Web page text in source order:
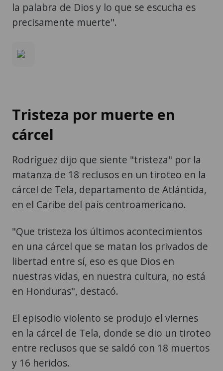
la palabra de Dios y lo que se escucha es
precisamente muerte".
Tristeza por muerte en
cárcel
Rodríguez dijo que siente "tristeza" por la
matanza de 18 reclusos en un tiroteo en la
cárcel de Tela, departamento de Atlántida,
en el Caribe del país centroamericano.
"Que tristeza los últimos acontecimientos
en una cárcel que se matan los privados de
libertad entre sí, eso es que Dios en
nuestras vidas, en nuestra cultura, no está
en Honduras", destacó.
El episodio violento se produjo el viernes
en la cárcel de Tela, donde se dio un tiroteo
entre reclusos que se saldó con 18 muertos
y 16 heridos.